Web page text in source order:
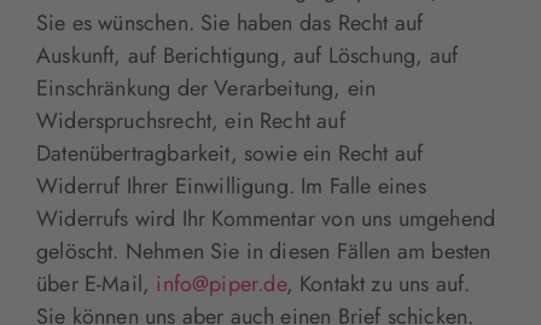
Sie es wünschen. Sie haben das Recht auf
Auskunft, auf Berichtigung, auf Löschung, auf
Einschränkung der Verarbeitung, ein
Widerspruchsrecht, ein Recht auf
Datenübertragbarkeit, sowie ein Recht auf
Widerruf Ihrer Einwilligung. Im Falle eines
Widerrufs wird Ihr Kommentar von uns umgehend
gelöscht. Nehmen Sie in diesen Fällen am besten
über E-Mail, info@piper.de, Kontakt zu uns auf.
Sie können uns aber auch einen Brief schicken.